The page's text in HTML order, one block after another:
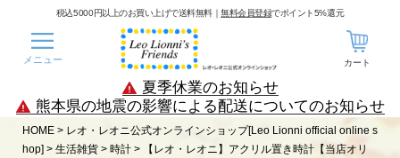
税込5000円以上のお買い上げで送料無料｜無料会員登録でポイント5%還元
メニュー カート
夏季休業のお知らせ
熊本県の地震の影響による配送についてのお知らせ
HOME
レオ・レオニ公式オンラインショップ[Leo Lionni official online s
hop]
生活雑貨 時計
【レオ・レオニ】アクリル置き時計【当店オリ